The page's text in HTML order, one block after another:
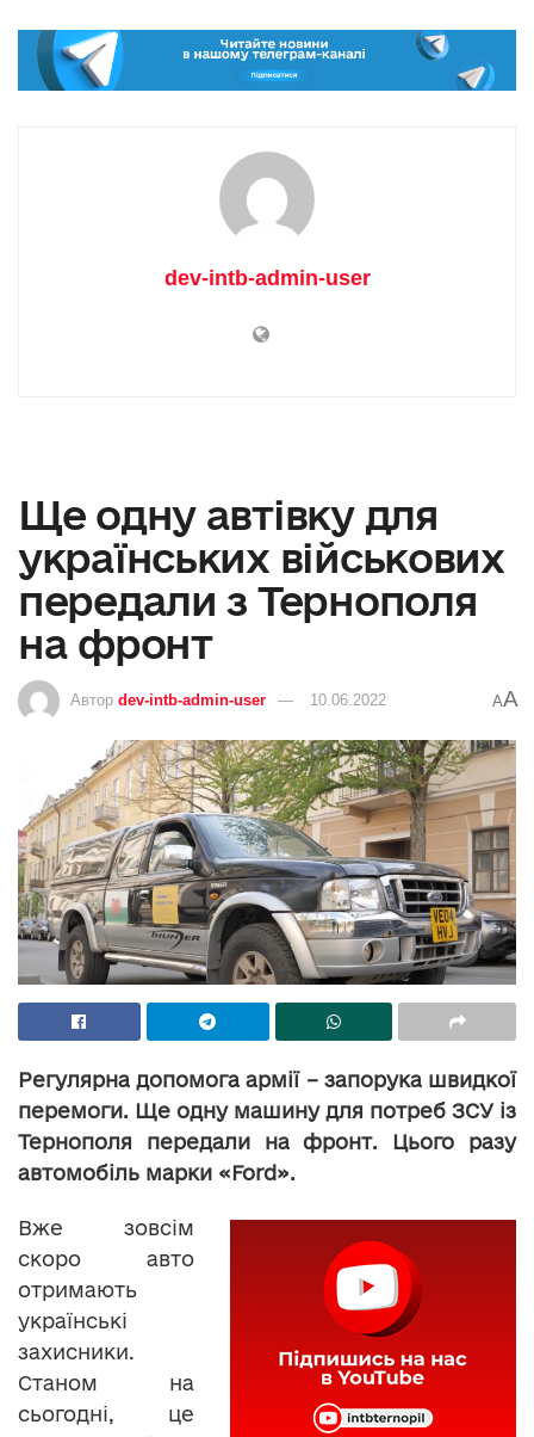
dev-intb-admin-user
Ще одну автівку для
українських військових
передали з Тернополя
на фронт
Автор dev-intb-admin-user 10.06.2022 AA
Регулярна допомога армії – запорука швидкої
перемоги. Ще одну машину для потреб ЗСУ із
Тернополя передали на фронт. Цього разу
автомобіль марки «Ford».
Вже зовсім
скоро авто
отримають
українські
захисники.
Станом на
сьогодні, це